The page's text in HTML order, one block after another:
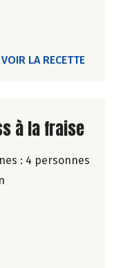
VOIR LA RECETTE
recette
à la fraise
: 4 personnes